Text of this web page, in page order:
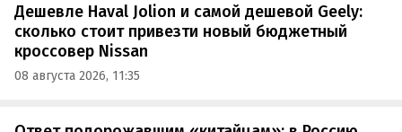
Дешевле Haval Jolion и самой дешевой Geely:
сколько стоит привезти новый бюджетный
кроссовер Nissan
08 августа 2026, 11:35